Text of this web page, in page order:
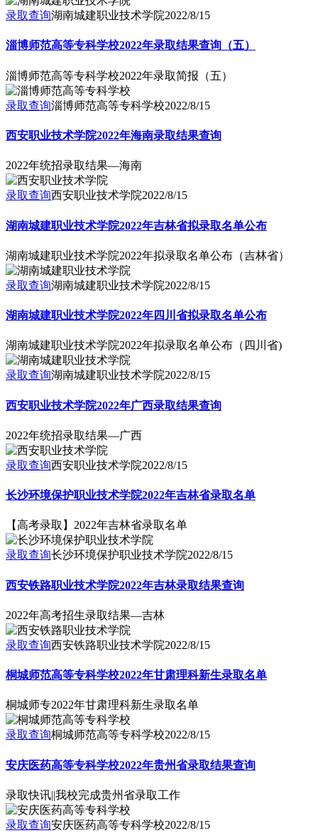
录取查询湖南城建职业技术学院2022/8/15
淄博师范高等专科学校2022年录取结果查询（五）
淄博师范高等专科学校2022年录取简报（五）
录取查询淄博师范高等专科学校2022/8/15
西安职业技术学院2022年海南录取结果查询
2022年统招录取结果—海南
录取查询西安职业技术学院2022/8/15
湖南城建职业技术学院2022年吉林省拟录取名单公布
湖南城建职业技术学院2022年拟录取名单公布（吉林省）
录取查询湖南城建职业技术学院2022/8/15
湖南城建职业技术学院2022年四川省拟录取名单公布
湖南城建职业技术学院2022年拟录取名单公布（四川省)
录取查询湖南城建职业技术学院2022/8/15
西安职业技术学院2022年广西录取结果查询
2022年统招录取结果—广西
录取查询西安职业技术学院2022/8/15
长沙环境保护职业技术学院2022年吉林省录取名单
【高考录取】2022年吉林省录取名单
录取查询长沙环境保护职业技术学院2022/8/15
西安铁路职业技术学院2022年吉林录取结果查询
2022年高考招生录取结果—吉林
录取查询西安铁路职业技术学院2022/8/15
桐城师范高等专科学校2022年甘肃理科新生录取名单
桐城师专2022年甘肃理科新生录取名单
录取查询桐城师范高等专科学校2022/8/15
安庆医药高等专科学校2022年贵州省录取结果查询
录取快讯||我校完成贵州省录取工作
录取查询安庆医药高等专科学校2022/8/15